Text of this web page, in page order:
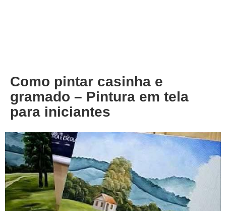
Como pintar casinha e
gramado – Pintura em tela
para iniciantes